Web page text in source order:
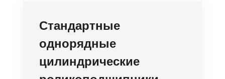
Стандартные
однорядные
цилиндрические